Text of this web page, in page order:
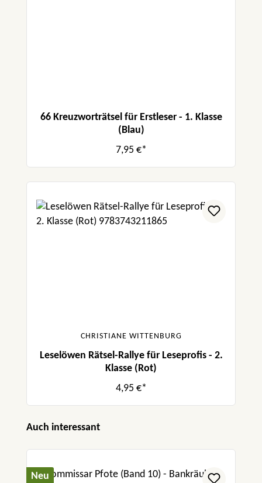
66 Kreuzworträtsel für Erstleser - 1. Klasse
(Blau)
7,95 €*
CHRISTIANE WITTENBURG
Leselöwen Rätsel-Rallye für Leseprofis - 2.
Klasse (Rot)
4,95 €*
Produktgalerie überspringen
Auch interessant
Neu